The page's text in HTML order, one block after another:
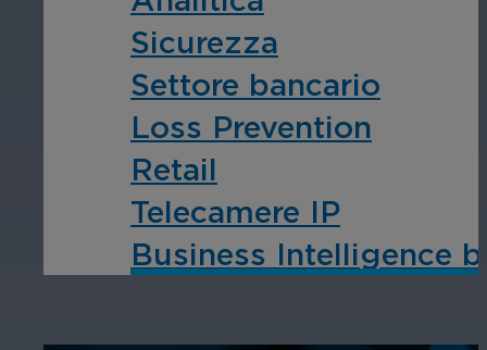
Sicurezza
Settore bancario
Loss Prevention
Retail
Telecamere IP
Business Intelligence